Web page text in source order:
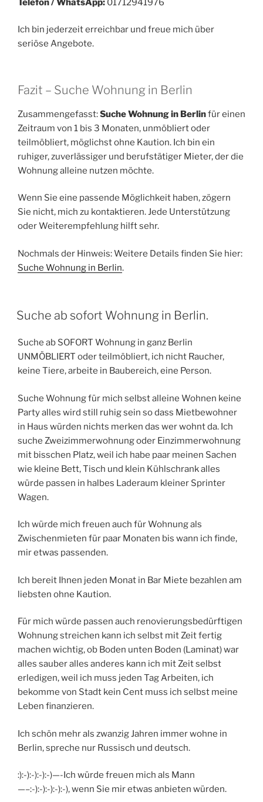
Telefon / WhatsApp: 01712941976
Ich bin jederzeit erreichbar und freue mich über
seriöse Angebote.
Fazit – Suche Wohnung in Berlin
Zusammengefasst:Suche Wohnung in Berlinfür einen
Zeitraum von 1 bis 3 Monaten, unmöbliert oder
teilmöbliert, möglichst ohne Kaution. Ich bin ein
ruhiger, zuverlässiger und berufstätiger Mieter, der die
Wohnung alleine nutzen möchte.
Wenn Sie eine passende Möglichkeit haben, zögern
Sie nicht, mich zu kontaktieren. Jede Unterstützung
oder Weiterempfehlung hilft sehr.
Nochmals der Hinweis: Weitere Details finden Sie hier:
Suche Wohnung in Berlin.
VERÖFFENTLICHT
AM
Suche ab sofort Wohnung in Berlin.
Suche ab SOFORT Wohnung in ganz Berlin
UNMÖBLIERT oder teilmöbliert, ich nicht Raucher,
keine Tiere, arbeite in Baubereich, eine Person.
Suche Wohnung für mich selbst alleine Wohnen keine
Party alles wird still ruhig sein so dass Mietbewohner
in Haus würden nichts merken das wer wohnt da. Ich
suche Zweizimmerwohnung oder Einzimmerwohnung
mit bisschen Platz, weil ich habe paar meinen Sachen
wie kleine Bett, Tisch und klein Kühlschrank alles
würde passen in halbes Laderaum kleiner Sprinter
Wagen.
Ich würde mich freuen auch für Wohnung als
Zwischenmieten für paar Monaten bis wann ich finde,
mir etwas passenden.
Ich bereit Ihnen jeden Monat in Bar Miete bezahlen am
liebsten ohne Kaution.
Für mich würde passen auch renovierungsbedürftigen
Wohnung streichen kann ich selbst mit Zeit fertig
machen wichtig, ob Boden unten Boden (Laminat) war
alles sauber alles anderes kann ich mit Zeit selbst
erledigen, weil ich muss jeden Tag Arbeiten, ich
bekomme von Stadt kein Cent muss ich selbst meine
Leben finanzieren.
Ich schön mehr als zwanzig Jahren immer wohne in
Berlin, spreche nur Russisch und deutsch.
:):-):-):-):-)—-Ich würde freuen mich als Mann
—–:-):-):-):-):-), wenn Sie mir etwas anbieten würden.